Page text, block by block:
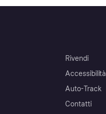
Rivendi
Accessibilità
Auto-Track
Contatti